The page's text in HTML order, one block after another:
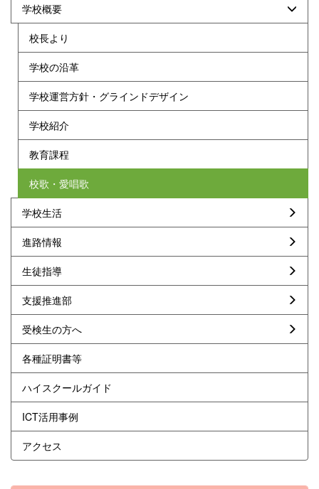
学校概要
校長より
学校の沿革
学校運営方針・グラインドデザイン
学校紹介
教育課程
校歌・愛唱歌
学校生活
進路情報
生徒指導
支援推進部
受検生の方へ
各種証明書等
ハイスクールガイド
ICT活用事例
アクセス